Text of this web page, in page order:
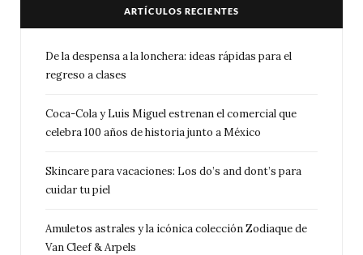
ARTÍCULOS RECIENTES
De la despensa a la lonchera: ideas rápidas para el
regreso a clases
Coca-Cola y Luis Miguel estrenan el comercial que
celebra 100 años de historia junto a México
Skincare para vacaciones: Los do’s and dont’s para
cuidar tu piel
Amuletos astrales y la icónica colección Zodiaque de
Van Cleef & Arpels